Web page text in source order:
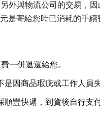
外與物流公司的交易，因
元是寄給您時已消耗的手
一併退還給您。
因商品瑕疵或工作人員
豐快遞，到貨後自行支付